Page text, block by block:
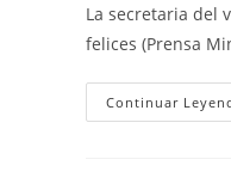
La secretaria del
felices (Prensa
Continuar